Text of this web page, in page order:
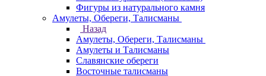
Фигуры из натурального камня
Амулеты, Обереги, Талисманы
Назад
Амулеты, Обереги, Талисманы
Амулеты и Талисманы
Славянские обереги
Восточные талисманы